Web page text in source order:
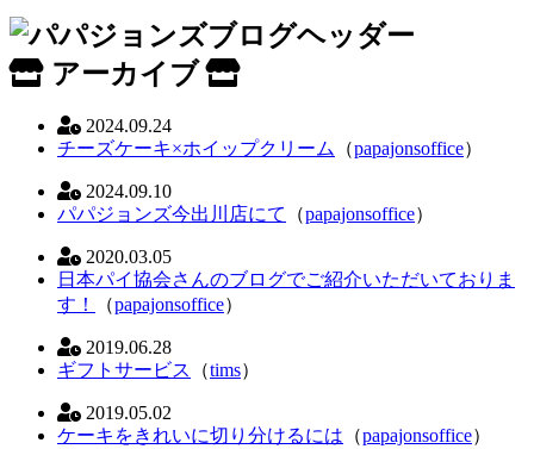
アーカイブ
2024.09.24
チーズケーキ×ホイップクリーム （papajonsoffice）
2024.09.10
パパジョンズ今出川店にて
（papajonsoffice）
2020.03.05
日本パイ協会さんのブログでご紹介いただいておりま
す！
（papajonsoffice）
2019.06.28
ギフトサービス
（tims）
2019.05.02
ケーキをきれいに切り分けるには （papajonsoffice）